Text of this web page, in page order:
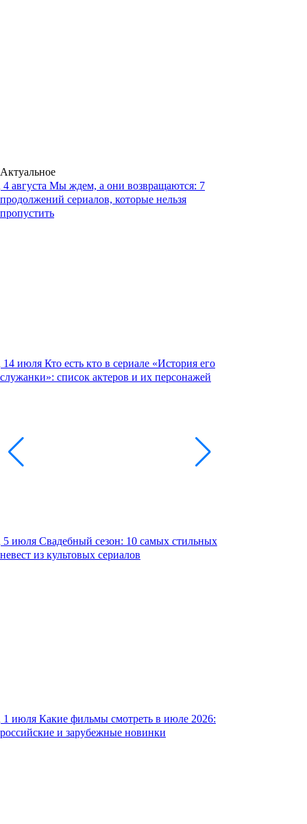
Актуальное
4 августа Мы ждем, а они возвращаются: 7
продолжений сериалов, которые нельзя
пропустить
14 июля Кто есть кто в сериале «История его
служанки»: список актеров и их персонажей
5 июля Свадебный сезон: 10 самых стильных
невест из культовых сериалов
1 июля Какие фильмы смотреть в июле 2026:
российские и зарубежные новинки